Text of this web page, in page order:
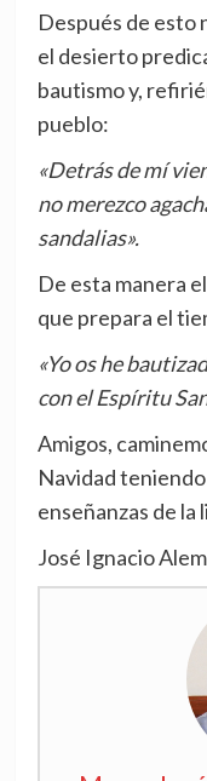
Después de esto
el desierto
bautismo y,
pueblo:
«Detrás de mí
no merezco
sandalias».
De esta manera
que prepara el
«Yo os he
con el Espíritu
Amigos,
Navidad
enseñanzas de
José Ignacio